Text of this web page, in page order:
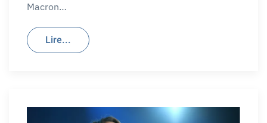
Macron…
Lire...